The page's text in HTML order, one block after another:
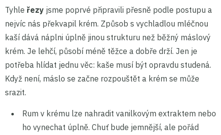
Tyhle řezy jsme poprvé připravili přesně podle postupu a
nejvíc nás překvapil krém. Způsob s vychladlou mléčnou
kaší dává náplni úplně jinou strukturu než běžný máslový
krém. Je lehčí, působí méně těžce a dobře drží. Jen je
potřeba hlídat jednu věc: kaše musí být opravdu studená.
Když není, máslo se začne rozpouštět a krém se může
srazit.
Rum v krému lze nahradit vanilkovým extraktem nebo
ho vynechat úplně. Chuť bude jemnější, ale pořád